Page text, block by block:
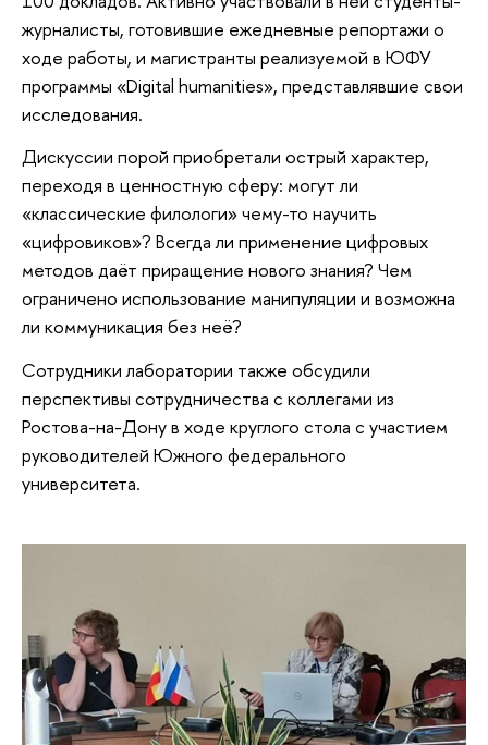
журналисты, готовившие ежедневные репортажи о
ходе работы, и магистранты реализуемой в ЮФУ
программы «Digital humanities», представлявшие свои
исследования.
Дискуссии порой приобретали острый характер,
переходя в ценностную сферу: могут ли
«классические филологи» чему-то научить
«цифровиков»? Всегда ли применение цифровых
методов даёт приращение нового знания? Чем
ограничено использование манипуляции и возможна
ли коммуникация без неё?
Сотрудники лаборатории также обсудили
перспективы сотрудничества с коллегами из
Ростова-на-Дону в ходе круглого стола с участием
руководителей Южного федерального
университета.